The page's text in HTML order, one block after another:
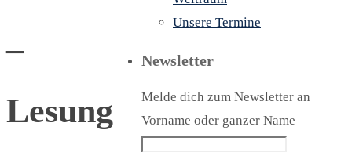
–
Lesung
Unsere Termine
Newsletter
Melde dich zum Newsletter an
Vorname oder ganzer Name